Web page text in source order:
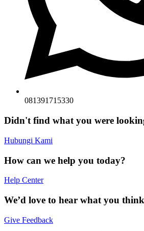
081391715330
Didn't find what you were
Hubungi Kami
How can we help you today?
Help Center
We’d love to hear what you
Give Feedback